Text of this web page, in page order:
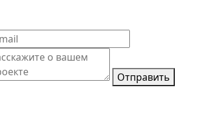
Отправить